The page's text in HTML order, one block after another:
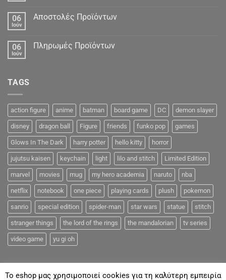
06
Ιούν
Αποστολές Προϊόντων
06
Ιούν
Πληρωμές Προϊόντων
TAGS
action figure anime batman board game DC demon slayer
disney dragon ball Figure friends funko pop games
Glows In The Dark harry potter hello kitty horror
jujutsu kaisen keychain light lilo and stitch Limited Edition
marvel movies mug my hero academia naruto nba
netflix notebook one piece playing cards plush pokemon
sanrio special edition spider-man star wars statue stitch
stranger things the lord of the rings the mandalorian tv series
video game yu gi oh
To eshop μας χρησιμοποιεί cookies για τη καλύτερη εμπειρία